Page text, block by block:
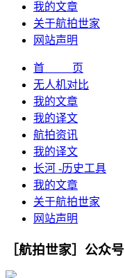
我的文章
关于航拍世家
网站声明
首 页
无人机对比
我的文章
我的译文
航拍资讯
我的译文
长河 -历史工具
我的文章
关于航拍世家
网站声明
［航拍世家］公众号